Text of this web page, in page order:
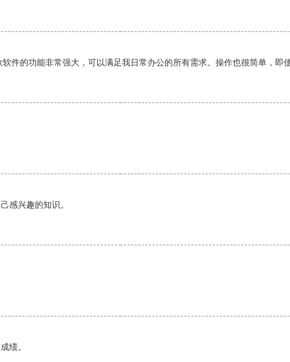
件的功能非常强大，可以满足我日常办公的所有需求。操作也很简单，即
感兴趣的知识。
绩。